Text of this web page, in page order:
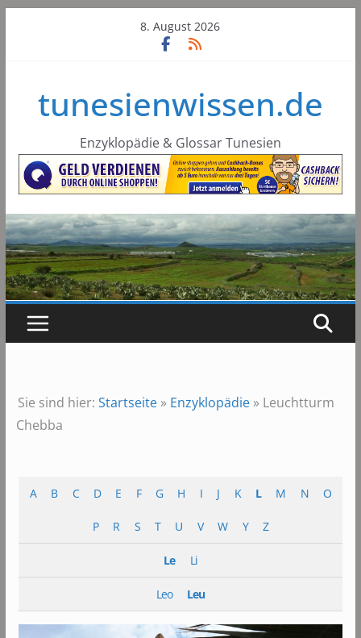
8. August 2026
tunesienwissen.de
Enzyklopädie & Glossar Tunesien
Sie sind hier: Startseite» Enzyklopädie» Leuchtturm
Chebba
A B C D E F G H I J K L M N O
P R S T U V W Y Z
Le Li
Leo Leu